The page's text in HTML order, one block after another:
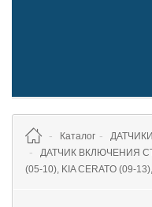
Каталог
ДАТЧИК ВКЛЮЧЕНИЯ
(05-10), KIA CERATO (09-